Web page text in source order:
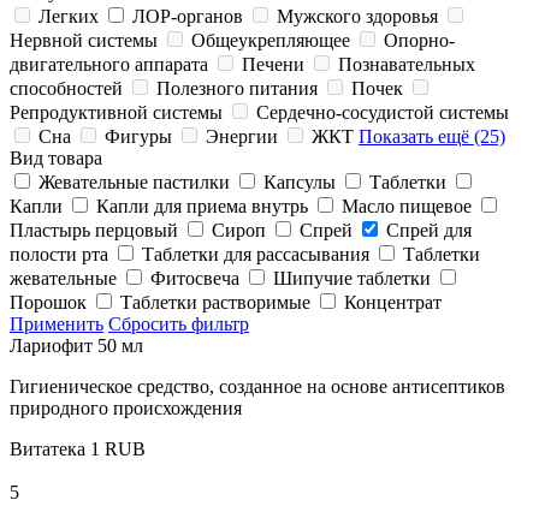
Легких
ЛОР-органов
Мужского здоровья
Нервной системы
Общеукрепляющее
Опорно-
двигательного аппарата
Печени
Познавательных
способностей
Полезного питания
Почек
Репродуктивной системы
Сердечно-сосудистой системы
Сна
Фигуры Энергии ЖКТ Показать ещё (25)
Вид товара
Жевательные пастилки
Капсулы
Таблетки
Капли
Капли для приема внутрь
Масло пищевое
Пластырь перцовый
Сироп Спрей
Спрей для
полости рта
Таблетки для рассасывания
Таблетки
жевательные
Фитосвеча
Шипучие таблетки
Порошок
Таблетки растворимые
Концентрат
Применить Сбросить фильтр
Лариофит 50 мл
Гигиеническое средство, созданное на основе антисептиков
природного происхождения
Витатека 1 RUB
5